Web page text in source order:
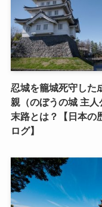
忍城を籠城死守した
親（のぼうの城 主人
末路とは？【日本の
ログ】